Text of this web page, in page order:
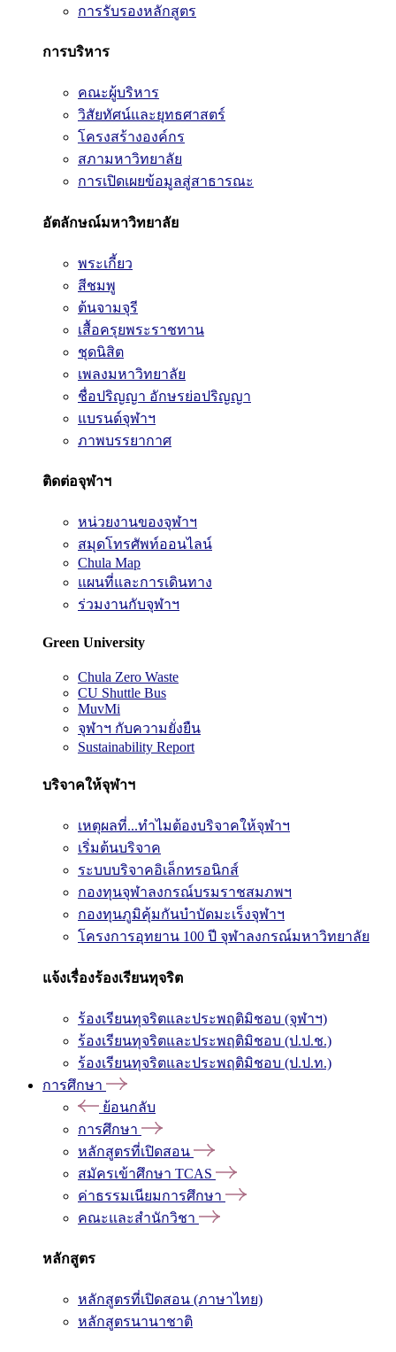
การรับรองหลักสูตร
การบริหาร
คณะผู้บริหาร
วิสัยทัศน์และยุทธศาสตร์
โครงสร้างองค์กร
สภามหาวิทยาลัย
การเปิดเผยข้อมูลสู่สาธารณะ
อัตลักษณ์มหาวิทยาลัย
พระเกี้ยว
สีชมพู
ต้นจามจุรี
เสื้อครุยพระราชทาน
ชุดนิสิต
เพลงมหาวิทยาลัย
ชื่อปริญญา อักษรย่อปริญญา
แบรนด์จุฬาฯ
ภาพบรรยากาศ
ติดต่อจุฬาฯ
หน่วยงานของจุฬาฯ
สมุดโทรศัพท์ออนไลน์
Chula Map
แผนที่และการเดินทาง
ร่วมงานกับจุฬาฯ
Green University
Chula Zero Waste
CU Shuttle Bus
MuvMi
จุฬาฯ กับความยั่งยืน
Sustainability Report
บริจาคให้จุฬาฯ
เหตุผลที่...ทำไมต้องบริจาคให้จุฬาฯ
เริ่มต้นบริจาค
ระบบบริจาคอิเล็กทรอนิกส์
กองทุนจุฬาลงกรณ์บรมราชสมภพฯ
กองทุนภูมิคุ้มกันบำบัดมะเร็งจุฬาฯ
โครงการอุทยาน 100 ปี จุฬาลงกรณ์มหาวิทยาลัย
แจ้งเรื่องร้องเรียนทุจริต
ร้องเรียนทุจริตและประพฤติมิชอบ (จุฬาฯ)
ร้องเรียนทุจริตและประพฤติมิชอบ (ป.ป.ช.)
ร้องเรียนทุจริตและประพฤติมิชอบ (ป.ป.ท.)
การศึกษา
ย้อนกลับ
การศึกษา
หลักสูตรที่เปิดสอน
สมัครเข้าศึกษา TCAS
ค่าธรรมเนียมการศึกษา
คณะและสำนักวิชา
หลักสูตร
หลักสูตรที่เปิดสอน (ภาษาไทย)
หลักสูตรนานาชาติ